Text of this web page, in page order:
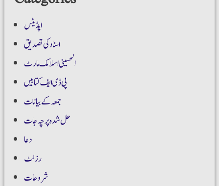
اپڈیٹس
اسناد کی تصدیق
الحسینی اسلامک مارٹ
پی ڈی ایف کتابیں
جمعہ کے بیانات
حل شدہ پرچہ جات
دعا
رزلٹ
شروحات